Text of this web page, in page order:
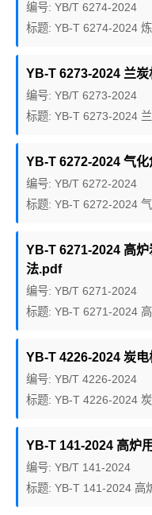
编号: YB/T 6274-2024
标题: YB-T 6274-2024
YB-T 6273-2024 兰
编号: YB/T 6273-2024
标题: YB-T 6273-2024
YB-T 6272-2024 气
编号: YB/T 6272-2024
标题: YB-T 6272-2024
YB-T 6271-2024 高
法.pdf
编号: YB/T 6271-2024
标题: YB-T 6271-2024
YB-T 4226-2024 炭
编号: YB/T 4226-2024
标题: YB-T 4226-2024
YB-T 141-2024 高炉
编号: YB/T 141-2024
标题: YB-T 141-2024 高